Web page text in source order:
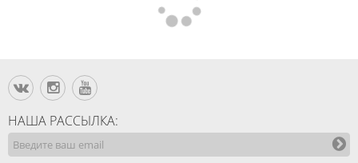
НАША РАССЫЛКА: